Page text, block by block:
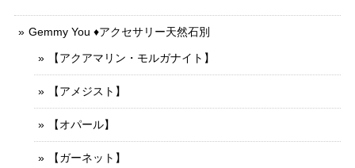
Gemmy You ♦︎アクセサリー天然石別
【アクアマリン・モルガナイト】
【アメジスト】
【オパール】
【ガーネット】